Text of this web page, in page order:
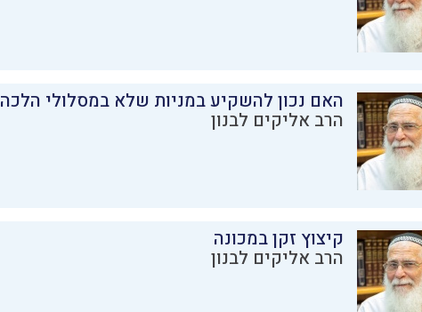
האם נכון להשקיע במניות שלא במסלולי הלכה
הרב אליקים לבנון
קיצוץ זקן במכונה
הרב אליקים לבנון